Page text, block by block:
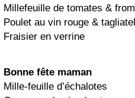
Millefeuille de tomates &
Poulet au vin rouge &
Fraisier en verrine
Bonne fête maman
Mille-feuille d’échalotes